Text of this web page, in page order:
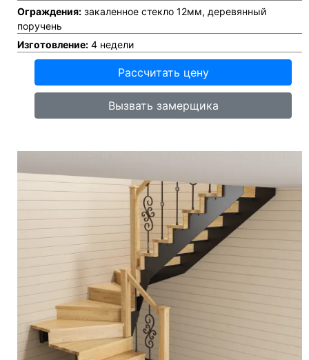
Ограждения: закаленное стекло 12мм, деревянный
поручень
Изготовление: 4 недели
Рассчитать цену
Вызвать замерщика